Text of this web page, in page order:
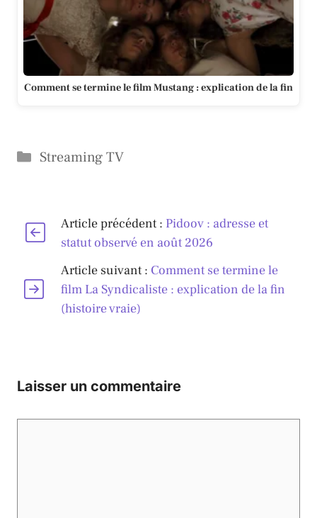
Comment se termine le film Mustang : explication de la fin
Catégories
Streaming TV
Article précédent : Pidoov : adresse et
statut observé en août 2026
Article suivant : Comment se termine le
film La Syndicaliste : explication de la fin
(histoire vraie)
Laisser un commentaire